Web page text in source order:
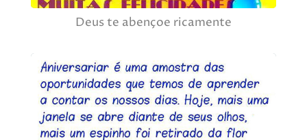
Deus te abençoe ricamente